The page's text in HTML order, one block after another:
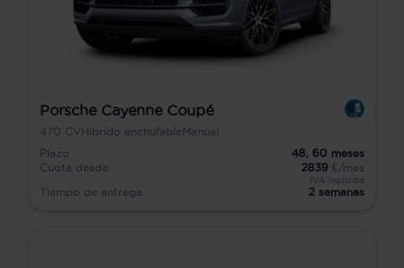
Porsche Cayenne Coupé
470 CV Híbrido enchufable Manual
Plazo
48, 60 meses
Cuota desde
2839 €/mes
IVA incluido
Tiempo de entrega 2 semanas